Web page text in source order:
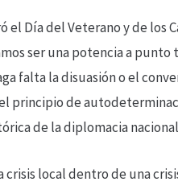
el Día del Veterano y de los
ser una potencia a
falta la disuasión o el
principio de
de la diplomacia
crisis local dentro de una